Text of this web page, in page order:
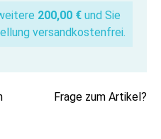
200,00 € und Sie
versandkostenfrei.
Frage zum Artikel?